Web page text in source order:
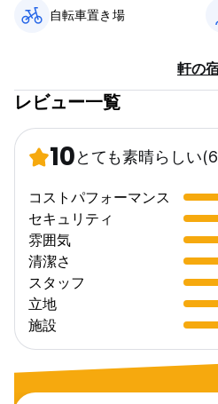
ビルでの滞在は、笑いとアクティ
ステルはお客様のご滞在を本当に
備を提供しています。裏庭でキャ
プンキッチンで世界中の料理を作っ
ます。
注: 12 月 22 日から 1 月 2 日はフ
め、ビールのピーク期間です。こ
めにデポジットを徴収させていた
個室テント カテゴリは、庭に設置
スルームは共用です。プライベー
い。
(Auto-translated from original
自転車置き場
軒の
レビュー一覧
10とても素晴らしい
コストパフォーマンス
セキュリティ
雰囲気
清潔さ
スタッフ
立地
施設